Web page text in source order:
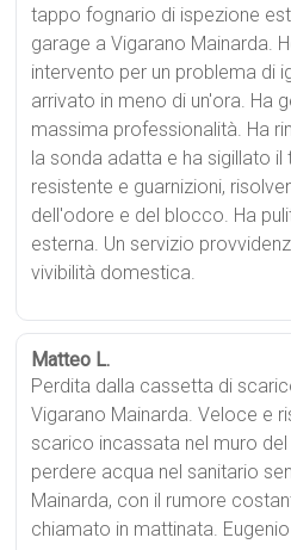
tappo fognario di ispezione
garage a Vigarano Mainarda.
intervento per un problema di
arrivato in meno di un'ora. Ha
massima professionalità. Ha
la sonda adatta e ha sigillato
resistente e guarnizioni,
dell'odore e del blocco. Ha
esterna. Un servizio
vivibilità domestica.
Matteo L.
Perdita dalla cassetta di
Vigarano Mainarda. Veloce e
scarico incassata nel muro
perdere acqua nel sanitario
Mainarda, con il rumore
chiamato in mattinata.